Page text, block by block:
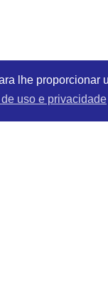
lhe proporcionar
de uso e privacidade